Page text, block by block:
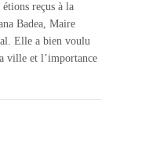
reçus à la
Badea, Maire
Elle a bien voulu
ville et l’importance